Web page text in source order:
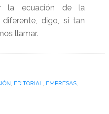
la ecuación de la
digo, si tan
llamar.
EDITORIAL EMPRESAS,